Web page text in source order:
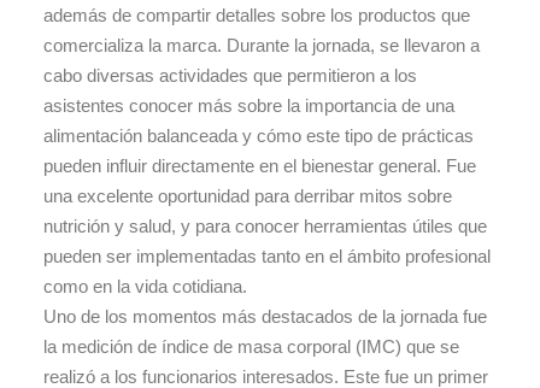
además de compartir detalles sobre los productos que
comercializa la marca. Durante la jornada, se llevaron a
cabo diversas actividades que permitieron a los
asistentes conocer más sobre la importancia de una
alimentación balanceada y cómo este tipo de prácticas
pueden influir directamente en el bienestar general. Fue
una excelente oportunidad para derribar mitos sobre
nutrición y salud, y para conocer herramientas útiles que
pueden ser implementadas tanto en el ámbito profesional
como en la vida cotidiana.
Uno de los momentos más destacados de la jornada fue
la medición de índice de masa corporal (IMC) que se
realizó a los funcionarios interesados. Este fue un primer